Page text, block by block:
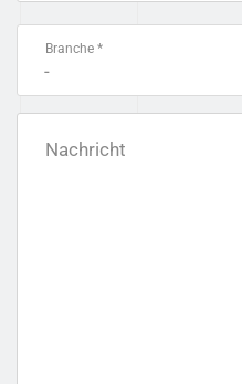
Branche *
-
Nachricht